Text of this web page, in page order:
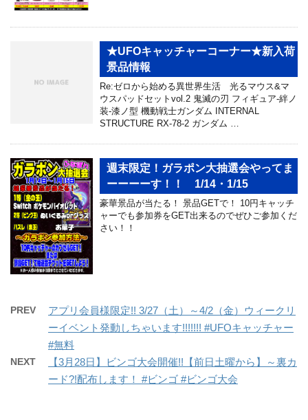
★UFOキャッチャーコーナー★新入荷
景品情報
Re:ゼロから始める異世界生活 光るマウス&マ
ウスパッドセットvol.2 鬼滅の刃 フィギュア-絆ノ
装-漆ノ型 機動戦士ガンダム INTERNAL
STRUCTURE RX-78-2 ガンダム …
週末限定！ガラポン大抽選会やってま
ーーーーす！！ 1/14・1/15
豪華景品が当たる！ 景品GETで！ 10円キャッチ
ャーでも参加券をGET出来るのでぜひご参加くだ
さい！！
PREV
アプリ会員様限定!! 3/27（土）～4/2（金）ウィークリ
ーイベント発動しちゃいます!!!!!!! #UFOキャッチャー
#無料
NEXT
【3月28日】ビンゴ大会開催!!【前日土曜から】～裏カ
ード?!配布します！ #ビンゴ #ビンゴ大会